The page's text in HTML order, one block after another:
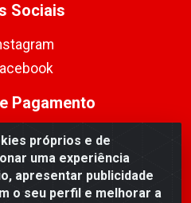
próprios e de
uma experiência
apresentar publicidade
o seu perfil e melhorar a
Sociais
Pagamento
Eletrônicos Ltda -